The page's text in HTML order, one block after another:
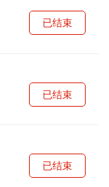
已结束
已结束
已结束